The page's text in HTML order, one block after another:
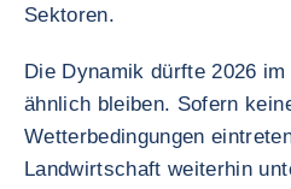
Sektoren.
Die Dynamik dürfte 2026
ähnlich bleiben. Sofern
Wetterbedingungen
Landwirtschaft weiterhin